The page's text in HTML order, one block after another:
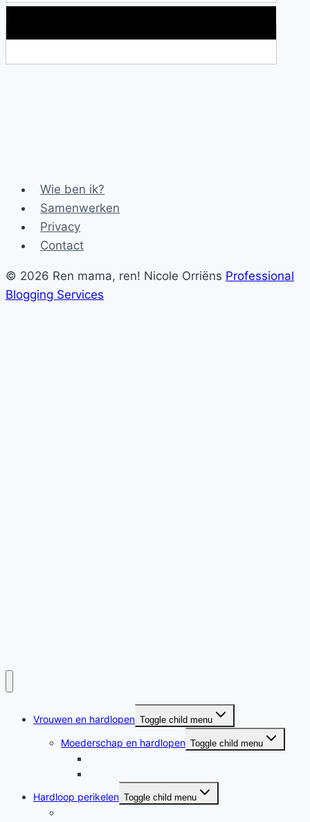
Wie ben ik?
Samenwerken
Privacy
Contact
© 2026 Ren mama, ren! Nicole Orriëns Professional
Blogging Services
Vrouwen en hardlopen Toggle child menu
Moederschap en hardlopen Toggle child menu
Hardloop perikelen Toggle child menu